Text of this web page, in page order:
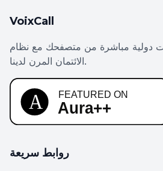
VoixCall
دولية مباشرة من متصفحك مع نظام
الائتمان المرن لدينا.
روابط سريعة